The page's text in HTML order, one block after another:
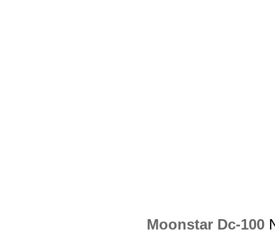
Moonstar Dc-100